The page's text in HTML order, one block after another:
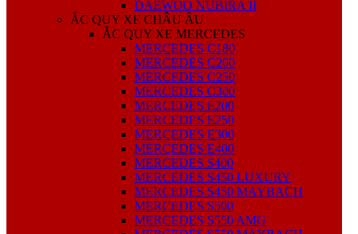
DAEWOO NUBIRA II
ẮC QUY XE CHÂU ÂU
ẮC QUY XE MERCEDES
MERCEDES C180
MERCEDES C200
MERCEDES C250
MERCEDES C300
MERCEDES E200
MERCEDES E250
MERCEDES E300
MERCEDES E400
MERCEDES S400
MERCEDES S450 LUXURY
MERCEDES S450 MAYBACH
MERCEDES S500
MERCEDES S550 AMG